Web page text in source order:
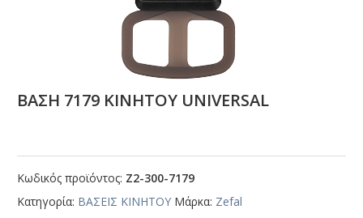
ΒΑΣΗ 7179 ΚΙΝΗΤΟΥ UΝΙVΕRSΑL
Κωδικός προϊόντος: Ζ2-300-7179
Κατηγορία: ΒΑΣΕΙΣ ΚΙΝΗΤΟΥ Μάρκα: Zefal